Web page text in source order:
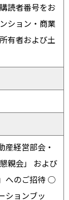
読者番号をお
ション・商業
有者および土
経営部会・
親会」 および
へのご招待 ○
ションブッ